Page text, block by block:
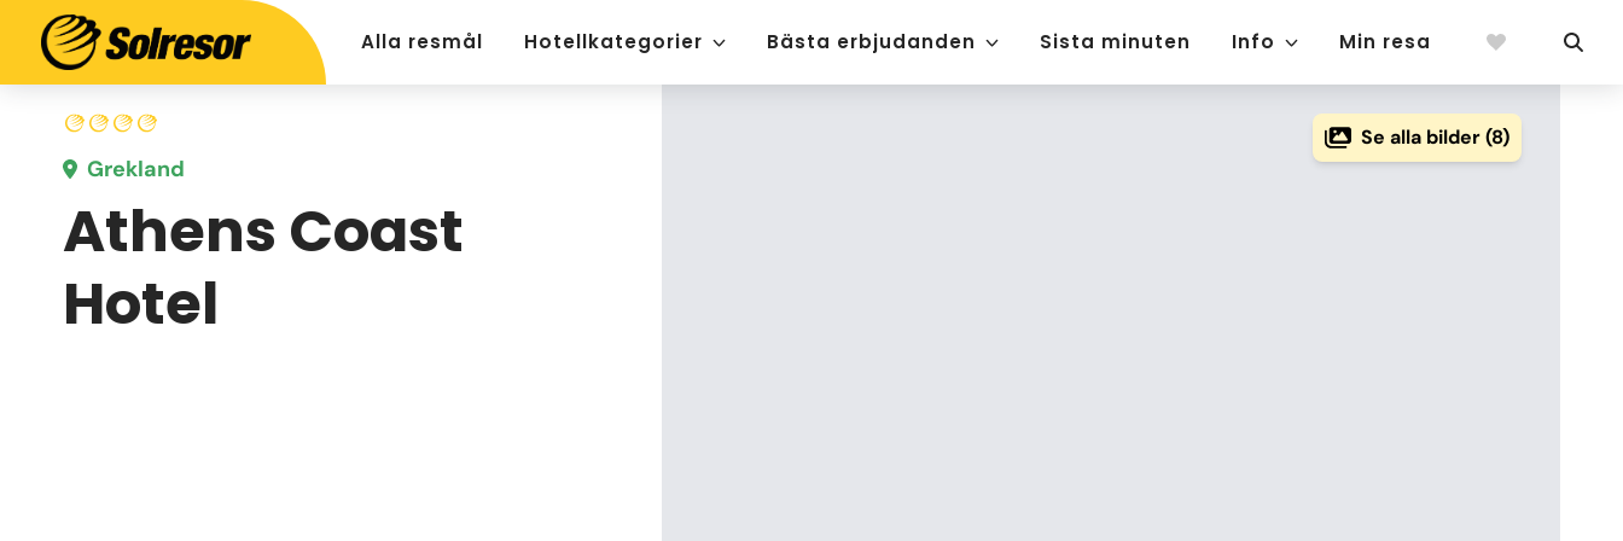
Alla resmål Hotellkategorier Bästa erbjudanden Sista minuten Info Min resa
Grekland
Athens Coast
Hotel
Se alla bilder (8)